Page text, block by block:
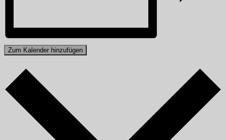
Zum Kalender hinzufügen